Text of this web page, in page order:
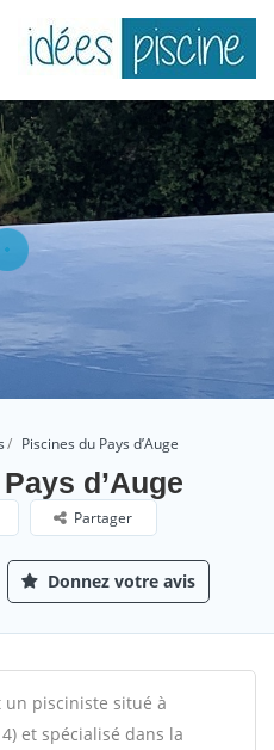
Piscines du Pays d’Auge
d’Auge
Partager
Donnez votre avis
un pisciniste situé à
et spécialisé dans la